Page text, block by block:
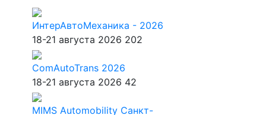
ИнтерАвтоМеханика - 2026
18-21 августа 2026 202
ComAutoTrans 2026
18-21 августа 2026 42
MIMS Automobility Санкт-